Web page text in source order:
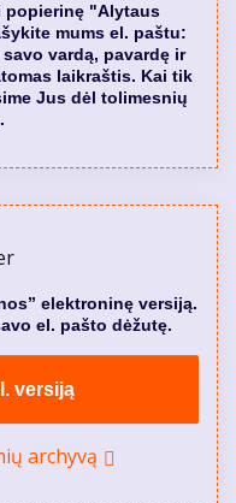
popierinę "Alytaus
mums el. paštu:
vardą, pavardę ir
laikraštis. Kai tik
Jus dėl tolimesnių
elektroninę versiją.
el. pašto dėžutę.
versiją
archyvą